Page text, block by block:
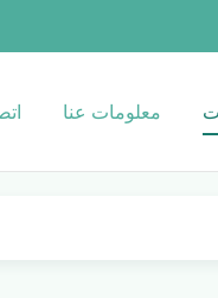
معلومات عنا